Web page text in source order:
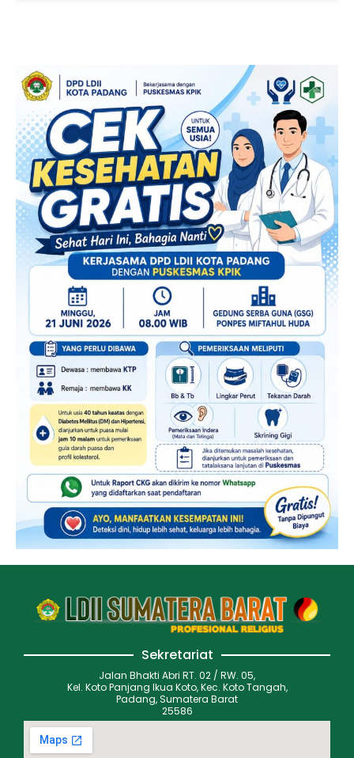
Sekretariat
Jalan Bhakti Abri RT. 02 / RW. 05,
Kel. Koto Panjang Ikua Koto, Kec. Koto Tangah,
Padang, Sumatera Barat
25586